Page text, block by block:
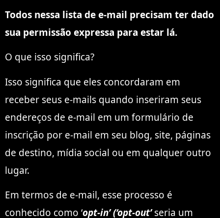
Todos nessa lista de e-mail precisam ter dado
sua permissão expressa para estar lá.
O que isso significa?
Isso significa que eles concordaram em
receber seus e-mails quando inseriram seus
endereços de e-mail em um formulário de
inscrição por e-mail em seu blog, site, páginas
de destino, mídia social ou em qualquer outro
lugar.
Em termos de e-mail, esse processo é
conhecido como ‘opt-in’ (‘opt-out’seria um